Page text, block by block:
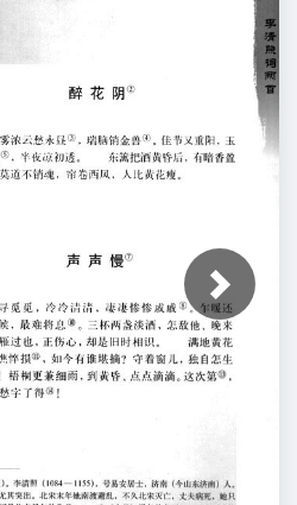
下一张